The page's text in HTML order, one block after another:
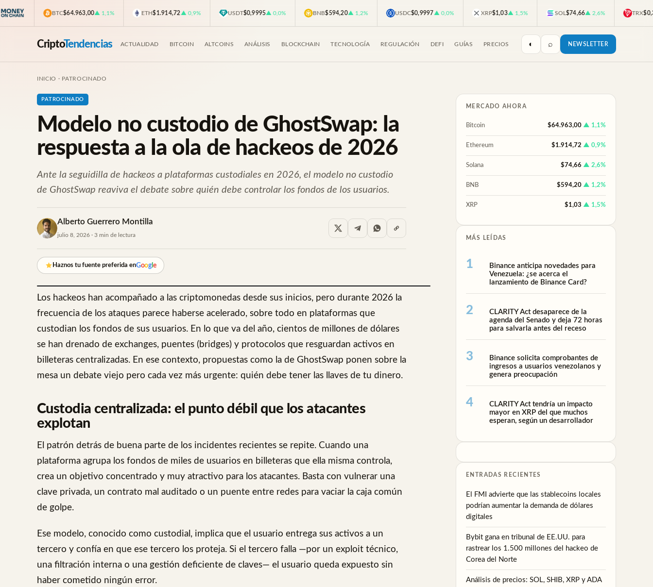
BTC $64.963,00▲ 1,1% ETH $1.914,72 ▲ 0,9% USDT$0,9995▲ 0,0% BNB$594,20▲ 1,2% USDC$0,9997▲ 0,0% XRP $1,03▲ 1,5% SOL$74,66▲ 2,6% TRX$0,3272
CriptoTendencias ACTUALIDAD BITCOIN ALTCOINS ANÁLISIS BLOCKCHAIN TECNOLOGÍA REGULACIÓN DEFI GUÍAS PRECIOS ◐ ⌕ NEWSLETTER
INICIO · PATROCINADO
PATROCINADO
Modelo no custodio de GhostSwap: la
respuesta a la ola de hackeos de 2026
Ante la seguidilla de hackeos a plataformas custodiales en 2026, el modelo no custodio
de GhostSwap reaviva el debate sobre quién debe controlar los fondos de los usuarios.
Alberto Guerrero Montilla
julio 8, 2026 · 3 min de lectura
Haznos tu fuente preferida enGoogle
Los hackeos han acompañado a las criptomonedas desde sus inicios, pero durante 2026 la
frecuencia de los ataques parece haberse acelerado, sobre todo en plataformas que
custodian los fondos de sus usuarios. En lo que va del año, cientos de millones de dólares
se han drenado de exchanges, puentes (bridges) y protocolos que resguardan activos en
billeteras centralizadas. En ese contexto, propuestas como la de GhostSwap ponen sobre la
mesa un debate viejo pero cada vez más urgente: quién debe tener las llaves de tu dinero.
Custodia centralizada: el punto débil que los atacantes
explotan
El patrón detrás de buena parte de los incidentes recientes se repite. Cuando una
plataforma agrupa los fondos de miles de usuarios en billeteras que ella misma controla,
crea un objetivo concentrado y muy atractivo para los atacantes. Basta con vulnerar una
clave privada, un contrato mal auditado o un puente entre redes para vaciar la caja común
de golpe.
Ese modelo, conocido como custodial, implica que el usuario entrega sus activos a un
tercero y confía en que ese tercero los proteja. Si el tercero falla —por un exploit técnico,
una filtración interna o una gestión deficiente de claves— el usuario queda expuesto sin
haber cometido ningún error.
MERCADO AHORA
Bitcoin $64.963,00 ▲ 1,1%
Ethereum $1.914,72 ▲ 0,9%
Solana $74,66 ▲ 2,6%
BNB $594,20 ▲ 1,2%
XRP $1,03 ▲ 1,5%
MÁS LEÍDAS
Binance anticipa novedades para
Venezuela: ¿se acerca el
lanzamiento de Binance Card?
CLARITY Act desaparece de la
agenda del Senado y deja 72 horas
para salvarla antes del receso
Binance solicita comprobantes de
ingresos a usuarios venezolanos y
genera preocupación
CLARITY Act tendría un impacto
mayor en XRP del que muchos
esperan, según un desarrollador
ENTRADAS RECIENTES
El FMI advierte que las stablecoins locales
podrían aumentar la demanda de dólares
digitales
Bybit gana en tribunal de EE.UU. para
rastrear los 1.500 millones del hackeo de
Corea del Norte
Análisis de precios: SOL, SHIB, XRP y ADA